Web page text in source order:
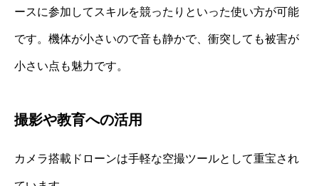
ースに参加してスキルを競ったりといった使い方が可能
です。機体が小さいので音も静かで、衝突しても被害が
小さい点も魅力です。
撮影や教育への活用
カメラ搭載ドローンは手軽な空撮ツールとして重宝され